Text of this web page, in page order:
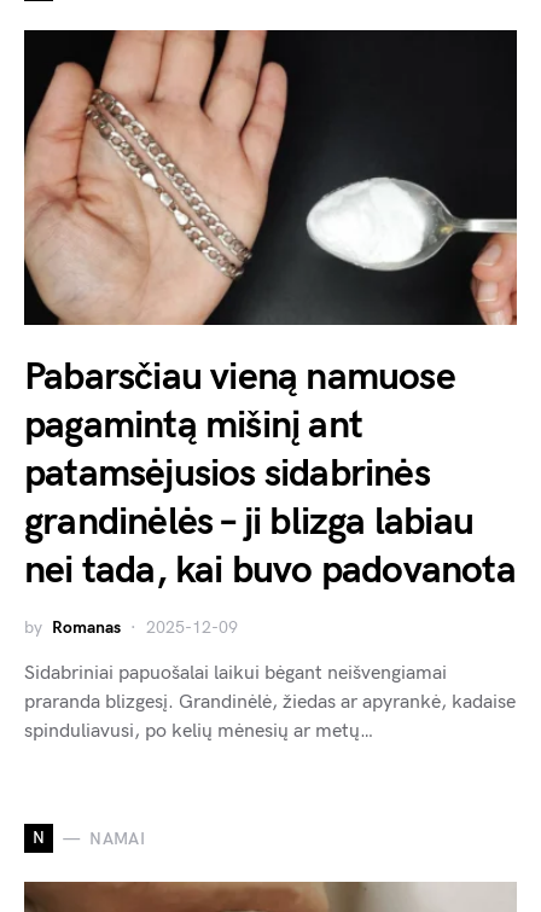
Pabarsčiau vieną namuose
pagamintą mišinį ant
patamsėjusios sidabrinės
grandinėlės – ji blizga labiau
nei tada, kai buvo padovanota
by Romanas 2025-12-09
Sidabriniai papuošalai laikui bėgant neišvengiamai
praranda blizgesį. Grandinėlė, žiedas ar apyrankė, kadaise
spinduliavusi, po kelių mėnesių ar metų…
N NAMAI